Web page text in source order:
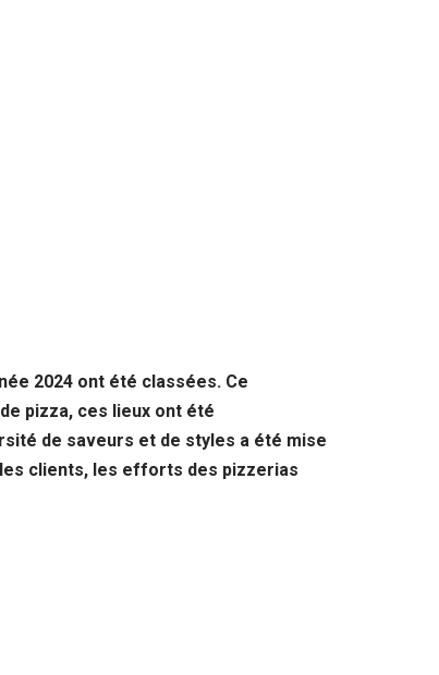
2024 ont été classées. Ce
pizza, ces lieux ont été
de saveurs et de styles a été mise
clients, les efforts des pizzerias